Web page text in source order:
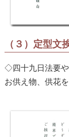
（３）定型文
◇四十九日法要
お供え物、供花